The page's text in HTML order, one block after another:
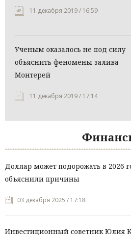
11 декабря 2019 / 16:59
Ученым оказалось не под силу
объяснить феномены залива
Монтерей
11 декабря 2019 / 17:14
Доллар может подорожать в 2026
объяснили причины
03 декабря 2025 / 17:18
Инвестиционный советник Юлия